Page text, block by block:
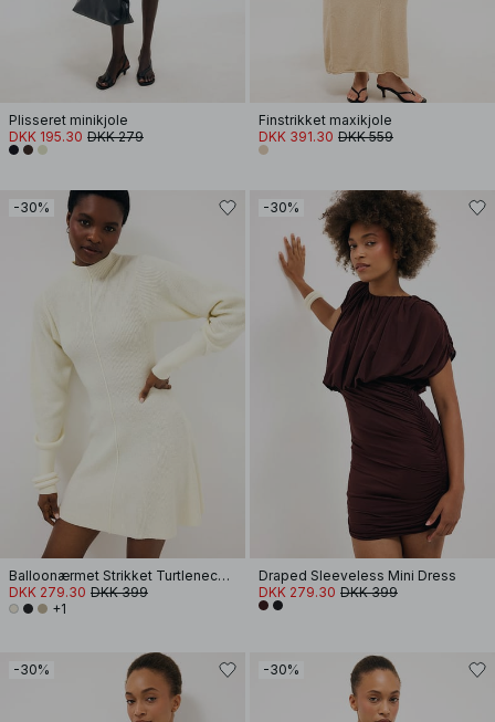
Plisseret minikjole
DKK 195.30 DKK 279
Finstrikket maxikjole
DKK 391.30 DKK 559
-30%
Balloonærmet Strikket Turtleneck Kjole
DKK 279.30 DKK 399
+1
-30%
Draped Sleeveless Mini Dress
DKK 279.30 DKK 399
-30% -30%